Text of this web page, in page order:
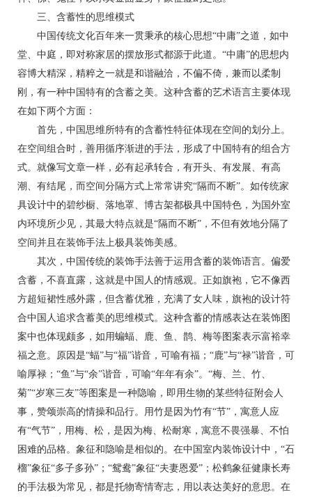
三、含蓄性的思维模式
中国传统文化百年来一贯秉承的核心思想“中庸”之道，如中
堂、中庭，即对称家居的摆放形式都源于此道。“中庸”的思想内
容博大精深，精粹之一就是和谐融洽，不偏不倚，兼而以柔制
刚，有一种中国特有的含蓄之美。这种含蓄的艺术语言主要体现
在如下两个方面：
首先，中国思维所特有的含蓄性特征体现在空间的划分上。
在空间组合时，善用循序渐进的手法，形成了中国特有的组合方
式。就像写文章一样，必有起承转合，有开头、有发展、有高
潮、有结尾，而空间分隔方式上常常讲究“隔而不断”。如传统家
具设计中的碧纱橱、落地罩、博古架都极具中国特色，为国外室
内环境所少见，其最大特点就是“隔而不断”，不但有效地分隔了
空间并且在装饰手法上极具装饰美感。
其次，中国传统的装饰手法善于运用含蓄的装饰语言。偏爱
含蓄，不喜直露，这就是中国人的情感观。正如旗袍，它不像西
方超短裙性感外露，但含蓄优雅，充满了女人味，旗袍的设计符
合中国人追求含蓄美的思维模式。这种含蓄的情感表达在装饰图
案中也体现颇多，如用蝙蝠、鹿、鱼、鹊、梅等图案表示富裕幸
福之意。原因是“蝠”与“福”谐音，可喻有福；“鹿”与“禄”谐音，可
喻厚禄；“鱼”与“余”谐音，可喻“年年有余”。“梅、兰、竹、
菊”“岁寒三友”等图案是一种隐喻，即用生物的某些特征附会人
事，赞颂崇高的情操和品行。用竹是因为竹有“节”，寓意人应
有“气节”，用梅、松，是因为梅、松耐寒，寓意不畏强暴、不怕
困难的品格。象征和隐喻是相似的。在中国室内装饰设计中，“石
榴”象征“多子多孙”；“鸳鸯”象征“夫妻恩爱”；松鹤象征健康长寿
的手法极为常见，都是托物寄情寄志，用以表达美好的意思。在